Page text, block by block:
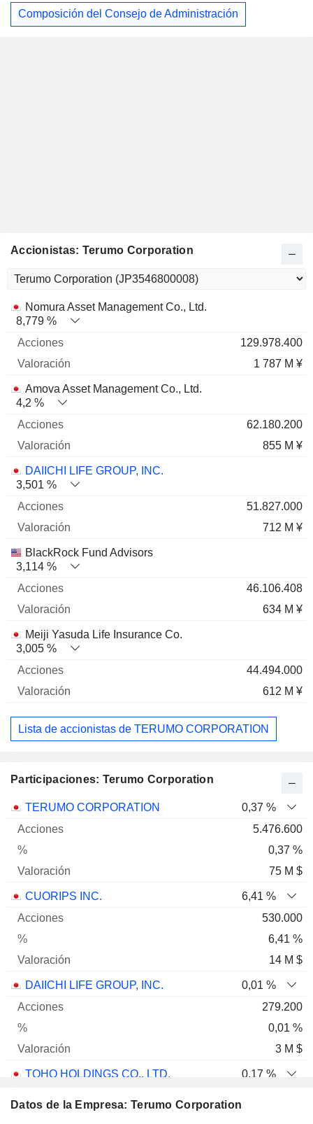
Composición del Consejo de Administración
Accionistas: Terumo Corporation
Nombre Acciones % Valoración
Nomura Asset Management Co., Ltd.
8,779 %
129.978.400
1 787 M ¥
Amova Asset Management Co., Ltd.
4,2 %
62.180.200
855 M ¥
DAIICHI LIFE GROUP, INC.
3,501 %
51.827.000
712 M ¥
BlackRock Fund Advisors
3,114 %
46.106.408
634 M ¥
Meiji Yasuda Life Insurance Co.
3,005 %
44.494.000
612 M ¥
Lista de accionistas de TERUMO CORPORATION
Participaciones: Terumo Corporation
Nombre Acciones % Valoración
TERUMO CORPORATION
0,37 %
5.476.600
0,37 %
75 M $
CUORIPS INC.
6,41 %
530.000
6,41 %
14 M $
DAIICHI LIFE GROUP, INC.
0,01 %
279.200
0,01 %
3 M $
TOHO HOLDINGS CO., LTD.
0,17 %
Datos de la Empresa: Terumo Corporation